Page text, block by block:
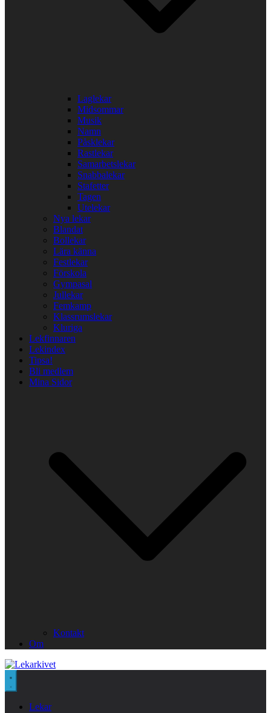
Laglekar
Midsommar
Musik
Namn
Påsklekar
Rastlekar
Samarbetslekar
Snabbalekar
Stafetter
Tagen
Utelekar
Nya lekar
Blandat
Bollekar
Lära känna
Festlekar
Förskola
Gympasal
Jullekar
Femkamp
Klassrumslekar
Kluriga
Lekfinnaren
Lekindex
Tipsa!
Bli medlem
Mina Sidor
Kontakt
Om
Lekar